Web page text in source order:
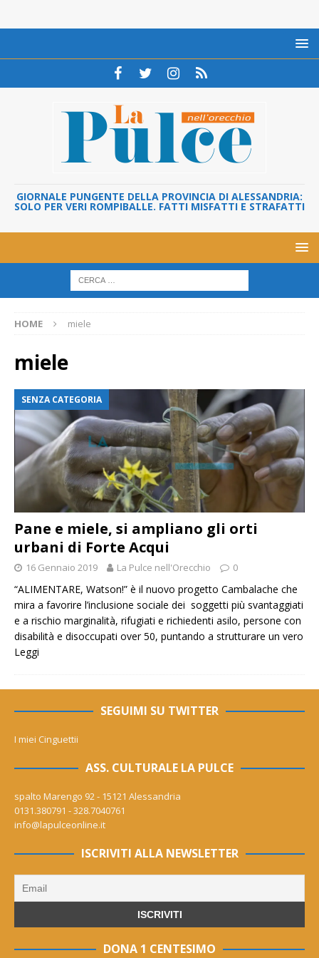
GIORNALE PUNGENTE DELLA PROVINCIA DI ALESSANDRIA:
SOLO PER VERI ROMPIBALLE. FATTI MISFATTI E STRAFATTI
HOME miele
miele
SENZA CATEGORIA
Pane e miele, si ampliano gli orti
urbani di Forte Acqui
16 Gennaio 2019 La Pulce nell'Orecchio 0
“ALIMENTARE, Watson!” è il nuovo progetto Cambalache che
mira a favorire l’inclusione sociale dei soggetti più svantaggiati
e a rischio marginalità, rifugiati e richiedenti asilo, persone con
disabilità e disoccupati over 50, puntando a strutturare un vero
Leggi
SEGUIMI SU TWITTER
I miei Cinguettii
ASS. CULTURALE LA PULCE
spalto Marengo 92 - 15121 Alessandria
0131.380791 - 328.7040761
info@lapulceonline.it
ISCRIVITI ALLA NEWSLETTER
DONA 1 CENTESIMO